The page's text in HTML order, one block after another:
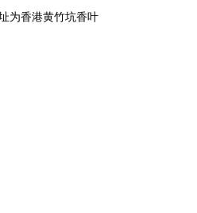
为香港黄竹坑香叶